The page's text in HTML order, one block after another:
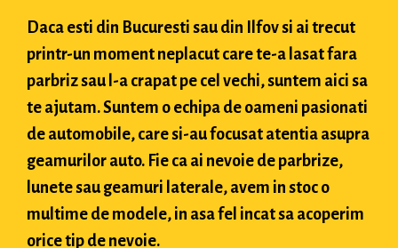
Daca esti din Bucuresti sau din Ilfov si ai trecut
printr-un moment neplacut care te-a lasat fara
parbriz sau l-a crapat pe cel vechi, suntem aici sa
te ajutam. Suntem o echipa de oameni pasionati
de automobile, care si-au focusat atentia asupra
geamurilor auto. Fie ca ai nevoie de parbrize,
lunete sau geamuri laterale, avem in stoc o
multime de modele, in asa fel incat sa acoperim
orice tip de nevoie.